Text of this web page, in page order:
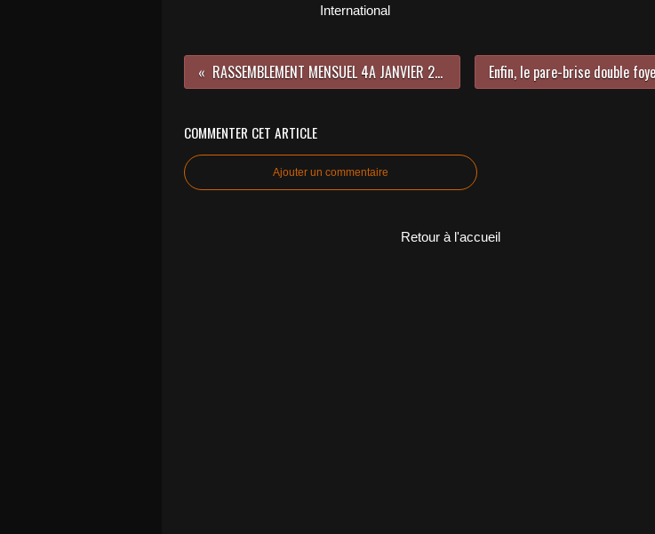
International
RASSEMBLEMENT MENSUEL 4A JANVIER 2016 à AVIGNON (84)
COMMENTER CET ARTICLE
Ajouter un commentaire
Retour à l'accueil